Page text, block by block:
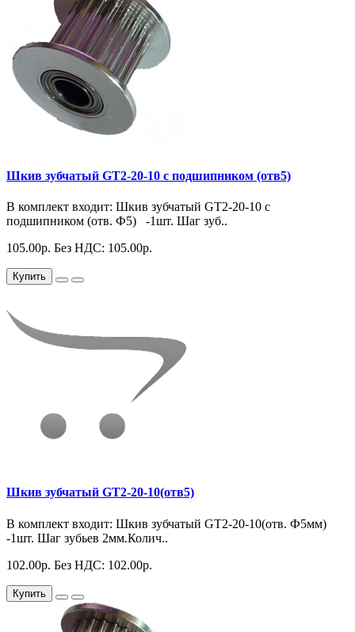
Шкив зубчатый GT2-20-10 с подшипником (отв5)
В комплект входит: Шкив зубчатый GT2-20-10 с
подшипником (отв. Ф5) -1шт. Шаг зуб..
105.00р. Без НДС: 105.00р.
Купить
Шкив зубчатый GT2-20-10(отв5)
В комплект входит: Шкив зубчатый GT2-20-10(отв. Ф5мм)
-1шт. Шаг зубьев 2мм.Колич..
102.00р. Без НДС: 102.00р.
Купить